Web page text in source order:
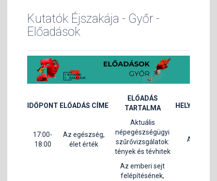
Kutatók Éjszakája - Győr -
Előadások
IDŐPONT ELŐADÁS CÍME
ELŐADÁS
TARTALMA
HELYSZÍN
17:00-
18:00
Az egészség,
élet érték
Aktuális
népegészségügyi
szűrővizsgálatok:
tények és tévhitek
A1
Az emberi sejt
felépítésének,